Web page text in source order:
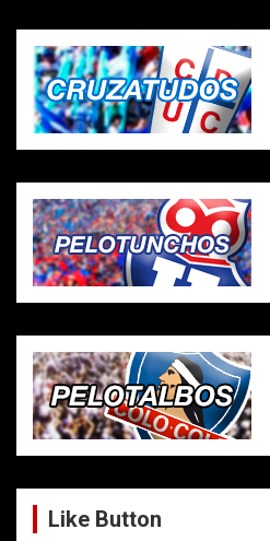
Like Button